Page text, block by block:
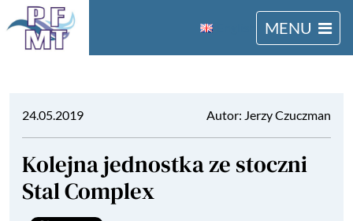
MENU
24.05.2019 Autor: Jerzy Czuczman
Kolejna jednostka ze stoczni
Stal Complex